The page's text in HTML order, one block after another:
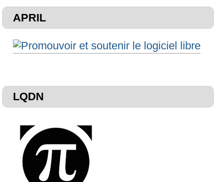
APRIL
LQDN